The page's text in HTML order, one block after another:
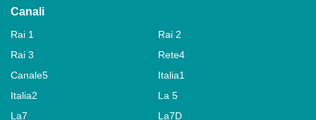
Canali
Rai 1
Rai 2
Rai 3
Rete4
Canale5
Italia1
Italia2
La 5
La7
La7D